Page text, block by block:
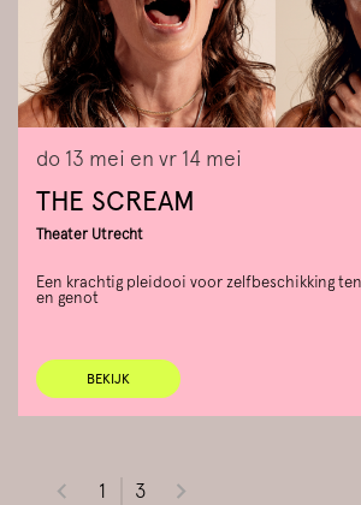
THE SCREAM
Theater Utrecht
Een krachtig pleidooi voor zelfbeschikking
en genot
do 13 mei en vr 14 mei
BEKIJK
1 3